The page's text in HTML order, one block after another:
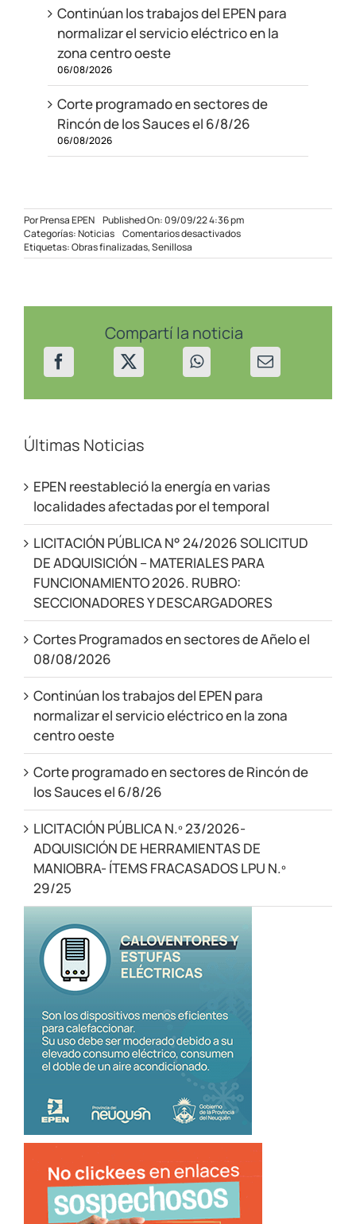
Continúan los trabajos del EPEN para
normalizar el servicio eléctrico en la
zona centro oeste
06/08/2026
Corte programado en sectores de
Rincón de los Sauces el 6/8/26
06/08/2026
PorPrensa EPEN Published On: 09/09/22 4:36 pm
Categorías:Noticias Comentarios desactivadosen
eléctricas
Etiquetas:Obras finalizadas,Senillosa
Compartí la noticia
Últimas Noticias
EPEN reestableció la energía en varias
localidades afectadas por el temporal
LICITACIÓN PÚBLICA N° 24/2026 SOLICITUD
DE ADQUISICIÓN – MATERIALES PARA
FUNCIONAMIENTO 2026. RUBRO:
SECCIONADORES Y DESCARGADORES
Cortes Programados en sectores de Añelo el
08/08/2026
Continúan los trabajos del EPEN para
normalizar el servicio eléctrico en la zona
centro oeste
Corte programado en sectores de Rincón de
los Sauces el 6/8/26
LICITACIÓN PÚBLICA N.º 23/2026-
ADQUISICIÓN DE HERRAMIENTAS DE
MANIOBRA- ÍTEMS FRACASADOS LPU N.º
29/25